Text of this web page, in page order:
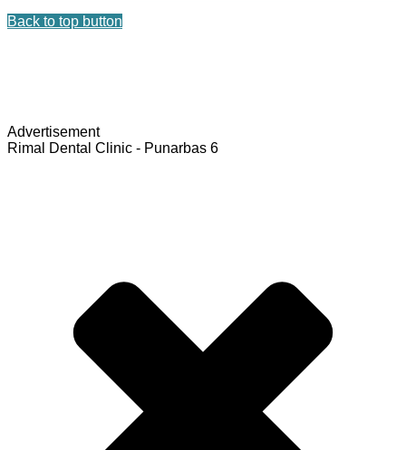
Back to top button
Advertisement
Rimal Dental Clinic - Punarbas 6